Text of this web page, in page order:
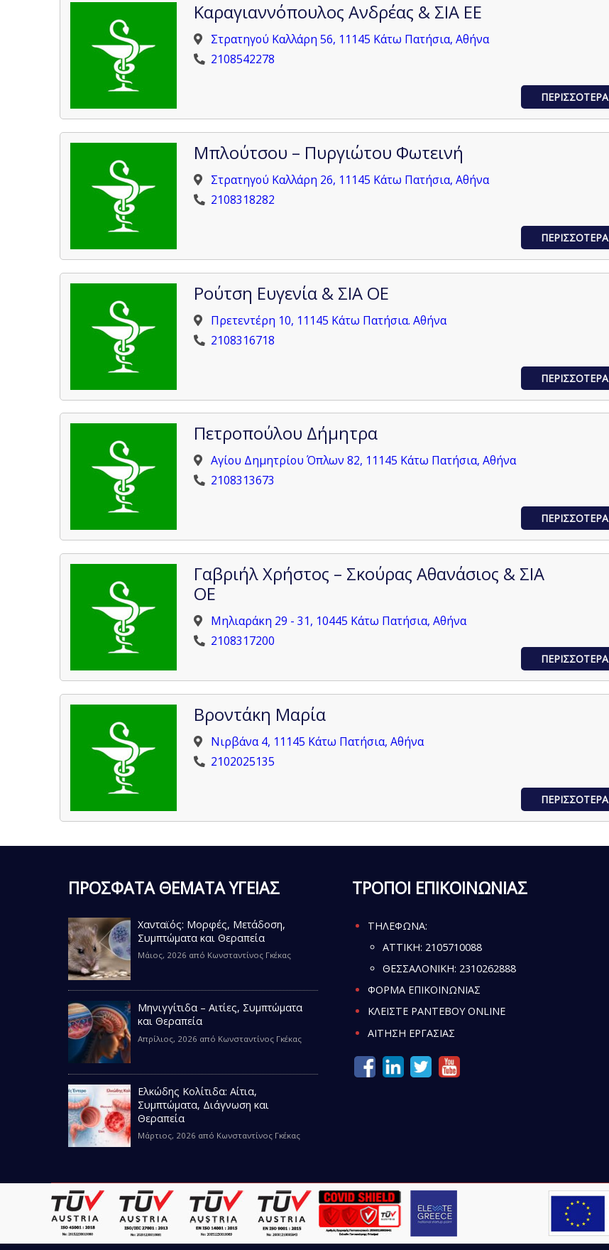
Καραγιαννόπουλος Ανδρέας & ΣΙΑ ΕΕ
Στρατηγού Καλλάρη 56, 11145 Κάτω Πατήσια, Αθήνα
2108542278
ΠΕΡΙΣΣΟΤΕΡΑ
Μπλούτσου – Πυργιώτου Φωτεινή
Στρατηγού Καλλάρη 26, 11145 Κάτω Πατήσια, Αθήνα
2108318282
ΠΕΡΙΣΣΟΤΕΡΑ
Ρούτση Ευγενία & ΣΙΑ ΟΕ
Πρετεντέρη 10, 11145 Κάτω Πατήσια. Αθήνα
2108316718
ΠΕΡΙΣΣΟΤΕΡΑ
Πετροπούλου Δήμητρα
Αγίου Δημητρίου Όπλων 82, 11145 Κάτω Πατήσια, Αθήνα
2108313673
ΠΕΡΙΣΣΟΤΕΡΑ
Γαβριήλ Χρήστος – Σκούρας Αθανάσιος & ΣΙΑ
ΟΕ
Μηλιαράκη 29 - 31, 10445 Κάτω Πατήσια, Αθήνα
2108317200
ΠΕΡΙΣΣΟΤΕΡΑ
Βροντάκη Μαρία
Νιρβάνα 4, 11145 Κάτω Πατήσια, Αθήνα
2102025135
ΠΕΡΙΣΣΟΤΕΡΑ
ΠΡΟΣΦΑΤΑ ΘΕΜΑΤΑ ΥΓΕΙΑΣ
Χανταϊός: Μορφές, Μετάδοση,
Συμπτώματα και Θεραπεία
Μάιος, 2026 από Κωνσταντίνος Γκέκας
Μηνιγγίτιδα – Αιτίες, Συμπτώματα
και Θεραπεία
Απρίλιος, 2026 από Κωνσταντίνος Γκέκας
Ελκώδης Κολίτιδα: Αίτια,
Συμπτώματα, Διάγνωση και
Θεραπεία
Μάρτιος, 2026 από Κωνσταντίνος Γκέκας
ΤΡΟΠΟΙ ΕΠΙΚΟΙΝΩΝΙΑΣ
ΤΗΛΕΦΩΝΑ:
ATTIKH: 2105710088
ΘΕΣΣΑΛΟΝΙΚΗ: 2310262888
ΦΟΡΜΑ ΕΠΙΚΟΙΝΩΝΙΑΣ
ΚΛΕΙΣΤΕ ΡΑΝΤΕΒΟΥ ONLINE
ΑΙΤΗΣΗ ΕΡΓΑΣΙΑΣ